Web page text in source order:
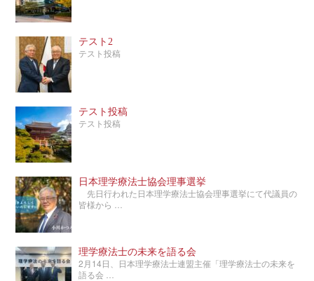
テスト2
テスト投稿
テスト投稿
テスト投稿
日本理学療法士協会理事選挙
先日行われた日本理学療法士協会理事選挙にて代議員の
皆様から …
理学療法士の未来を語る会
2月14日、日本理学療法士連盟主催「理学療法士の未来を
語る会 …